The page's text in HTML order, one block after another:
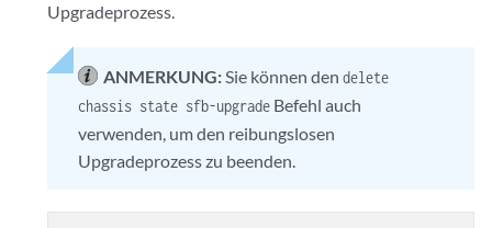
Upgradeprozess.
ANMERKUNG:Sie können dendelete
chassis state sfb-upgrade Befehl auch
verwenden, um den reibungslosen
Upgradeprozess zu beenden.